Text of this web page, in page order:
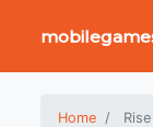
Home